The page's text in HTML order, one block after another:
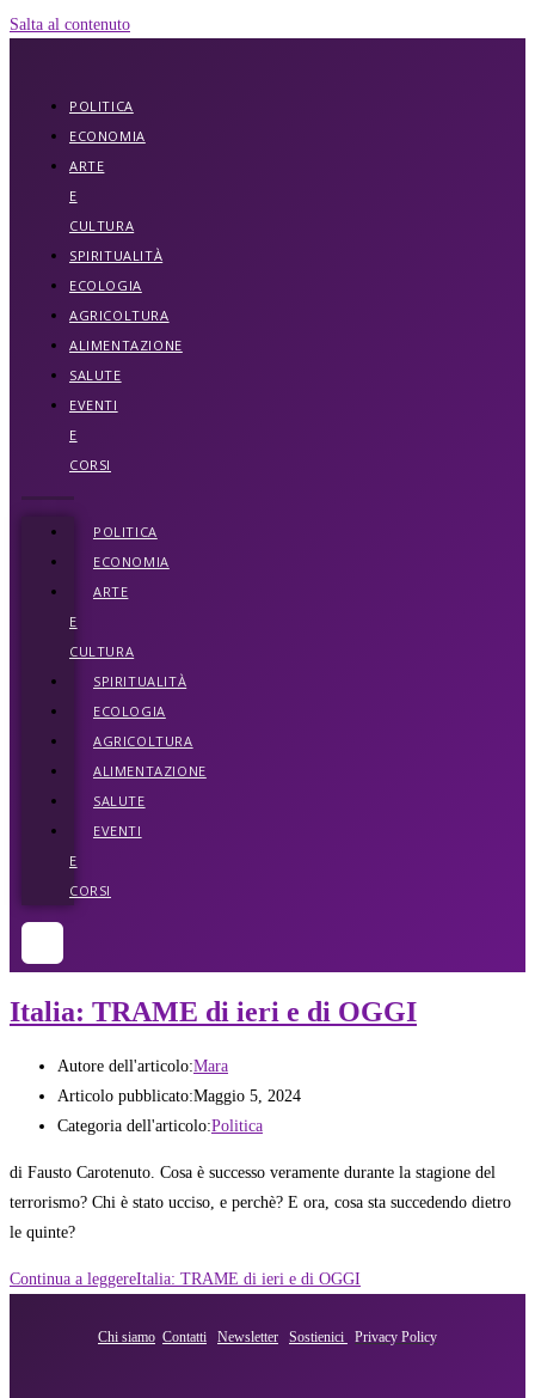
Salta al contenuto
POLITICA
ECONOMIA
ARTE
E
CULTURA
SPIRITUALITÀ
ECOLOGIA
AGRICOLTURA
ALIMENTAZIONE
SALUTE
EVENTI
E
CORSI
POLITICA
ECONOMIA
ARTE
E
CULTURA
SPIRITUALITÀ
ECOLOGIA
AGRICOLTURA
ALIMENTAZIONE
SALUTE
EVENTI
E
CORSI
Italia: TRAME di ieri e di OGGI
Autore dell'articolo:Mara
Articolo pubblicato:Maggio 5, 2024
Categoria dell'articolo:Politica
di Fausto Carotenuto. Cosa è successo veramente durante la stagione del
terrorismo? Chi è stato ucciso, e perchè? E ora, cosa sta succedendo dietro
le quinte?
Continua a leggereItalia: TRAME di ieri e di OGGI
Chi siamo Contatti Newsletter Sostienici Privacy Policy